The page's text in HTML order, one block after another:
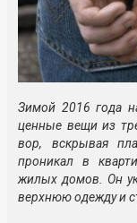
Зимой 2016 года
ценные вещи из
вор, вскрывая
проникал в
жилых домов. Он
верхнюю одежду и